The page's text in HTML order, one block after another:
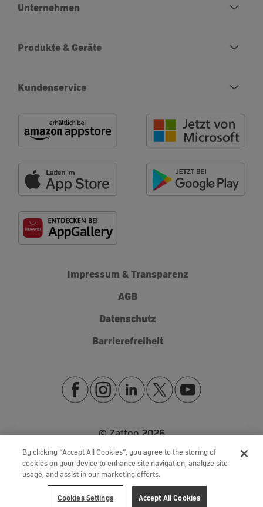
Unternehmen
Produkte & Geräte
Kundenservice
Impressum & Transparenz
AGB
Datenschutz
Barrierefreiheit
© Zattoo2026
By clicking “Accept All Cookies”, you agree to the storing of
cookies on your device to enhance site navigation, analyze site
usage, and assist in our marketing efforts.
Cookies Settings Accept All Cookies